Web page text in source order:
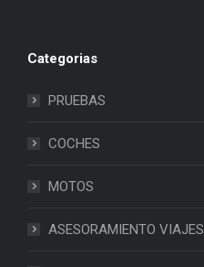
Categorias
PRUEBAS
COCHES
MOTOS
ASESORAMIENTO VIAJES